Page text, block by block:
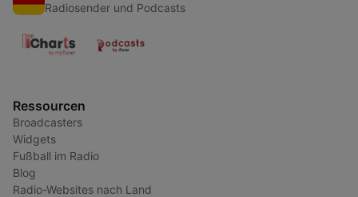
Radiosender und Podcasts
Ressourcen
Broadcasters
Widgets
Fußball im Radio
Blog
Radio-Websites nach Land